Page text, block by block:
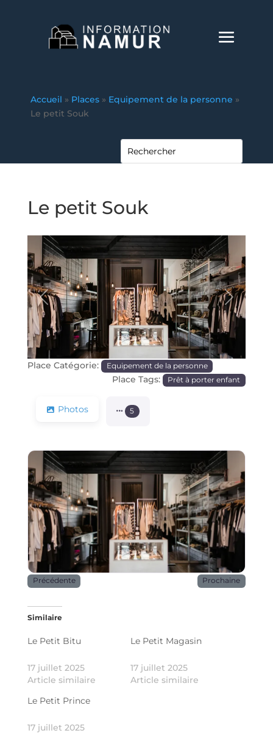
Accueil » Places » Equipement de la personne »
Le petit Souk
Le petit Souk
Précédente Prochaine
Place Catégorie: Equipement de la personne
Place Tags: Prêt à porter enfant
Photos 5
Précédente Prochaine
Similaire
Le Petit Bitu
17 juillet 2025
Article similaire
Le Petit Magasin
17 juillet 2025
Article similaire
Le Petit Prince
17 juillet 2025